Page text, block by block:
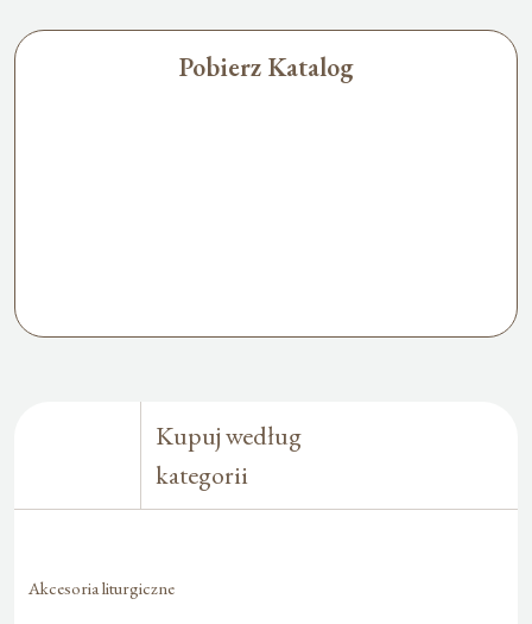
Pobierz Katalog
Kupuj według
kategorii
Akcesoria liturgiczne